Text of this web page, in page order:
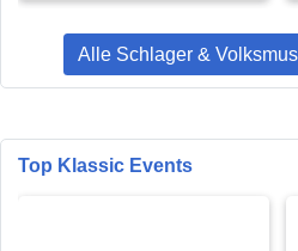
Alle Schlager &
Top Klassic Events